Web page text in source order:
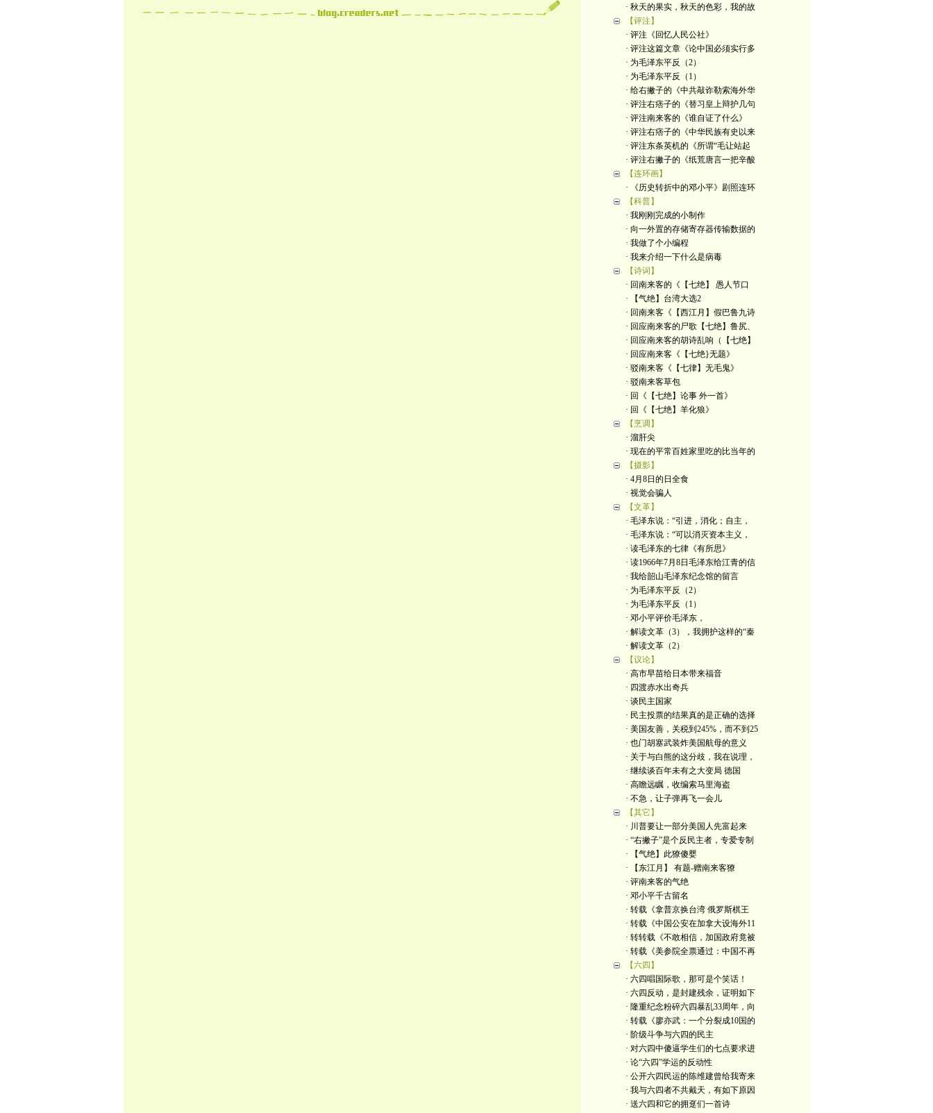
· 秋天的果实，秋天的色彩，我的故
【评注】
· 评注《回忆人民公社》
· 评注这篇文章《论中国必须实行多
· 为毛泽东平反（2）
· 为毛泽东平反（1）
· 给右撇子的《中共敲诈勒索海外华
· 评注右痞子的《替习皇上辩护几句
· 评注南来客的《谁自证了什么》
· 评注右痞子的《中华民族有史以来
· 评注东条英机的《所谓“毛让站起
· 评注右撇子的《纸荒唐言一把辛酸
【连环画】
· 《历史转折中的邓小平》剧照连环
【科普】
· 我刚刚完成的小制作
· 向一外置的存储寄存器传输数据的
· 我做了个小编程
· 我来介绍一下什么是病毒
【诗词】
· 回南来客的《【七绝】 愚人节口
· 【气绝】台湾大选2
· 回南来客《【西江月】假巴鲁九诗
· 回应南来客的尸歌【七绝】鲁尻、
· 回应南来客的胡诗乱响（【七绝】
· 回应南来客《【七绝}无题》
· 驳南来客《【七律】无毛鬼》
· 驳南来客草包
· 回《【七绝】论事 外一首》
· 回《【七绝】羊化狼》
【烹调】
· 溜肝尖
· 现在的平常百姓家里吃的比当年的
【摄影】
· 4月8日的日全食
· 视觉会骗人
【文革】
· 毛泽东说：“引进，消化；自主，
· 毛泽东说：“可以消灭资本主义，
· 读毛泽东的七律《有所思》
· 读1966年7月8日毛泽东给江青的信
· 我给韶山毛泽东纪念馆的留言
· 为毛泽东平反（2）
· 为毛泽东平反（1）
· 邓小平评价毛泽东，
· 解读文革（3），我拥护这样的“秦
· 解读文革（2）
【议论】
· 高市早苗给日本带来福音
· 四渡赤水出奇兵
· 谈民主国家
· 民主投票的结果真的是正确的选择
· 美国友善，关税到245%，而不到25
· 也门胡塞武装炸美国航母的意义
· 关于与白熊的这分歧，我在说理，
· 继续谈百年未有之大变局 德国
· 高瞻远瞩，收编索马里海盗
· 不急，让子弹再飞一会儿
【其它】
· 川普要让一部分美国人先富起来
· “右撇子”是个反民主者，专爱专制
· 【气绝】此獠傻婴
· 【东江月】 有题-赠南来客獠
· 评南来客的气绝
· 邓小平千古留名
· 转载《拿普京换台湾 俄罗斯棋王
· 转载《中国公安在加拿大设海外11
· 转转载《不敢相信，加国政府竟被
· 转载《美参院全票通过：中国不再
【六四】
· 六四唱国际歌，那可是个笑话！
· 六四反动，是封建残余，证明如下
· 隆重纪念粉碎六四暴乱33周年，向
· 转载《廖亦武：一个分裂成10国的
· 阶级斗争与六四的民主
· 对六四中傻逼学生们的七点要求进
· 论“六四”学运的反动性
· 公开六四民运的陈维建曾给我寄来
· 我与六四者不共戴天，有如下原因
· 送六四和它的拥趸们一首诗